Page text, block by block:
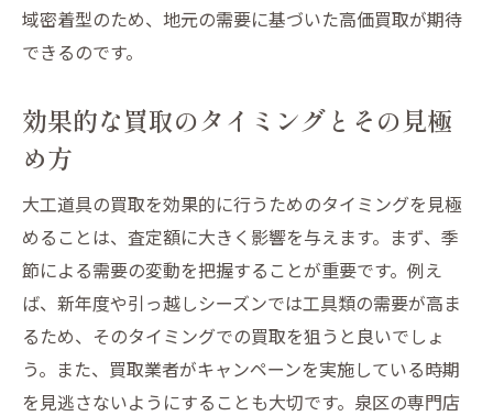
域密着型のため、地元の需要に基づいた高価買取が期待
できるのです。
効果的な買取のタイミングとその見極
め方
大工道具の買取を効果的に行うためのタイミングを見極
めることは、査定額に大きく影響を与えます。まず、季
節による需要の変動を把握することが重要です。例え
ば、新年度や引っ越しシーズンでは工具類の需要が高ま
るため、そのタイミングでの買取を狙うと良いでしょ
う。また、買取業者がキャンペーンを実施している時期
を見逃さないようにすることも大切です。泉区の専門店